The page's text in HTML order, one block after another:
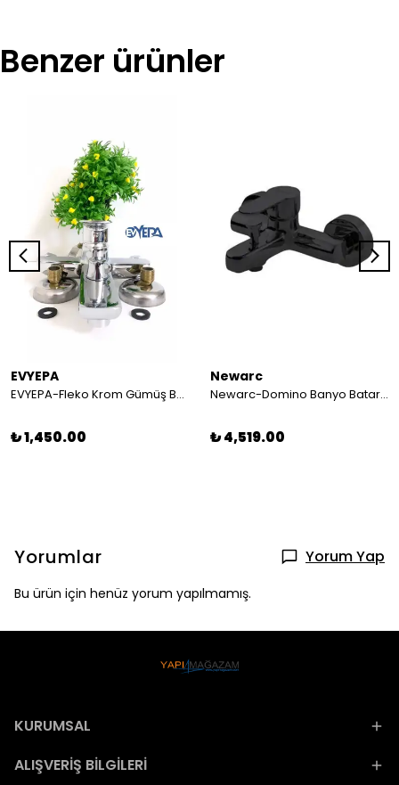
Benzer ürünler
EVYEPA
EVYEPA-Fleko Krom Gümüş Banyo Bataryası (SICAK SOĞUK GİRİŞLİ, PİRİNÇ MALZEME)
₺ 1,450.00
Newarc
Newarc-Domino Banyo Bataryası Siyah 971511b
₺ 4,519.00
Yorumlar Yorum Yap
Bu ürün için henüz yorum yapılmamış.
KURUMSAL
ALIŞVERİŞ BİLGİLERİ